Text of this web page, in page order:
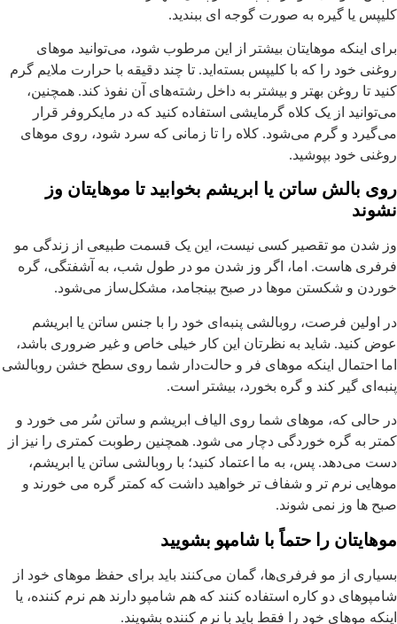
یا گیره به صورت گوجه ای ببندید.
اینکه موهایتان بیشتر از این مرطوب شود، می‌توانید موهای
خود را که با کلیپس بسته‌اید. تا چند دقیقه با حرارت ملایم گرم
تا روغن بهتر و بیشتر به داخل رشته‌های آن نفوذ کند. همچنین،
از یک کلاه گرمایشی استفاده کنید که در مایکروفر قرار
و گرم می‌شود. کلاه را تا زمانی که سرد شود، روی موهای
خود بپوشید.
بالش ساتن یا ابریشم بخوابید تا موهایتان وز
شدن مو تقصیر کسی نیست، این یک قسمت طبیعی از زندگی مو
هاست. اما، اگر وز شدن مو در طول شب، به آشفتگی، گره
و شکستن موها در صبح بینجامد، مشکل‌ساز می‌شود.
اولین فرصت، روبالشی پنبه‌ای خود را با جنس ساتن یا ابریشم
کنید. شاید به نظرتان این کار خیلی خاص و غیر ضروری باشد،
احتمال اینکه موهای فر و حالت‌دار شما روی سطح خشن روبالشی
گیر کند و گره بخورد، بیشتر است.
حالی که، موهای شما روی الیاف ابریشم و ساتن سُر می خورد و
به گره خوردگی دچار می شود. همچنین رطوبت کمتری را نیز از
می‌دهد. پس، به ما اعتماد کنید؛ با روبالشی ساتن یا ابریشم،
نرم تر و شفاف تر خواهید داشت که کمتر گره می خورند و
ها وز نمی شوند.
را حتماً با شامپو بشویید
از مو فرفری‌ها، گمان می‌کنند باید برای حفظ موهای خود از
دو کاره استفاده کنند که هم شامپو دارند هم نرم کننده، یا
موهای خود را فقط باید با نرم کننده بشویند.